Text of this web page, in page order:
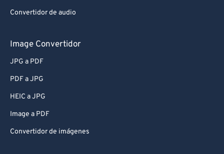
Convertidor de audio
Image Convertidor
JPG a PDF
PDF a JPG
HEIC a JPG
Image a PDF
Convertidor de imágenes